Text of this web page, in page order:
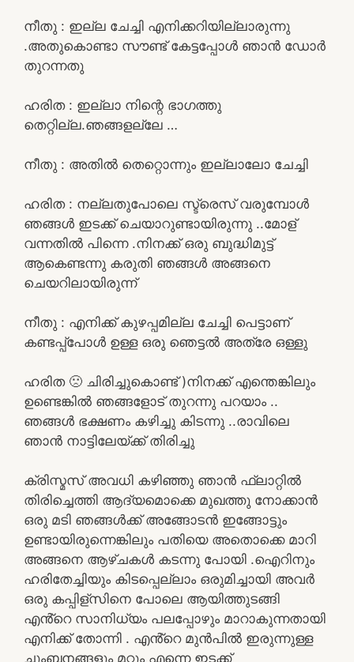
നീതു : ഇല്ല ചേച്ചി എനിക്കറിയില്ലാരുന്നു
.അതുകൊണ്ടാ സൗണ്ട് കേട്ടപ്പോൾ ഞാൻ ഡോർ
തുറന്നതു
ഹരിത : ഇല്ലാ നിന്റെ ഭാഗത്തു
തെറ്റില്ല.ഞങ്ങളല്ലേ …
നീതു : അതിൽ തെറ്റൊന്നും ഇല്ലാലോ ചേച്ചി
ഹരിത : നല്ലതുപോലെ സ്ട്രെസ് വരുമ്പോൾ
ഞങ്ങൾ ഇടക്ക് ചെയാറുണ്ടായിരുന്നു ..മോള്
വന്നതിൽ പിന്നെ .നിനക്ക് ഒരു ബുദ്ധിമുട്ട്
ആകെണ്ടന്നു കരുതി ഞങ്ങൾ അങ്ങനെ
ചെയറിലായിരുന്ന്
നീതു : എനിക്ക് കുഴപ്പമില്ല ചേച്ചി പെട്ടാണ്
കണ്ടപ്പ്പോൾ ഉള്ള ഒരു ഞെട്ടൽ അത്രേ ഒള്ളു
ഹരിത 🙁 ചിരിച്ചുകൊണ്ട് )നിനക്ക് എന്തെങ്കിലും
ഉണ്ടെങ്കിൽ ഞങ്ങളോട് തുറന്നു പറയാം ..
ഞങ്ങൾ ഭക്ഷണം കഴിച്ചു കിടന്നു ..രാവിലെ
ഞാൻ നാട്ടിലേയ്ക്ക് തിരിച്ചു
ക്രിസ്മസ് അവധി കഴിഞ്ഞു ഞാൻ ഫ്ലാറ്റിൽ
തിരിച്ചെത്തി ആദ്യമൊക്കെ മുഖത്തു നോക്കാൻ
ഒരു മടി ഞങ്ങൾക്ക് അങ്ങോടൻ ഇങ്ങോട്ടും
ഉണ്ടായിരുന്നെങ്കിലും പതിയെ അതൊക്കെ മാറി
അങ്ങനെ ആഴ്ചകൾ കടന്നു പോയി .ഐറിനും
ഹരിതേച്ചിയും കിടപ്പെല്ലാം ഒരുമിച്ചായി അവർ
ഒരു കപ്പിള്സിനെ പോലെ ആയിത്തുടങ്ങി
എൻ്റെ സാനിധ്യം പലപ്പോഴും മാറാകുന്നതായി
എനിക്ക് തോന്നി . എൻ്റെ മുൻപിൽ ഇരുന്നുള്ള
ചുംബനങ്ങളും മറ്റും എന്നെ ഇടക്ക്